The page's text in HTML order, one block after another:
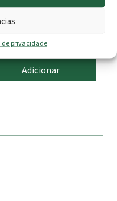
de privacidade
NODE 100 Valve-B
€O
preço
original
Adicionar